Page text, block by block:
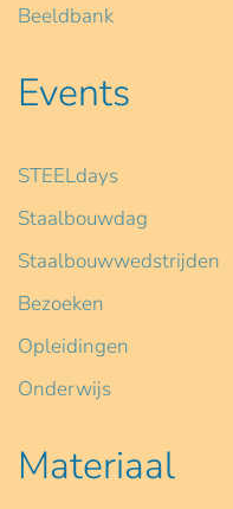
Beeldbank
Events
STEELdays
Staalbouwdag
Staalbouwwedstrijden
Bezoeken
Opleidingen
Onderwijs
Materiaal